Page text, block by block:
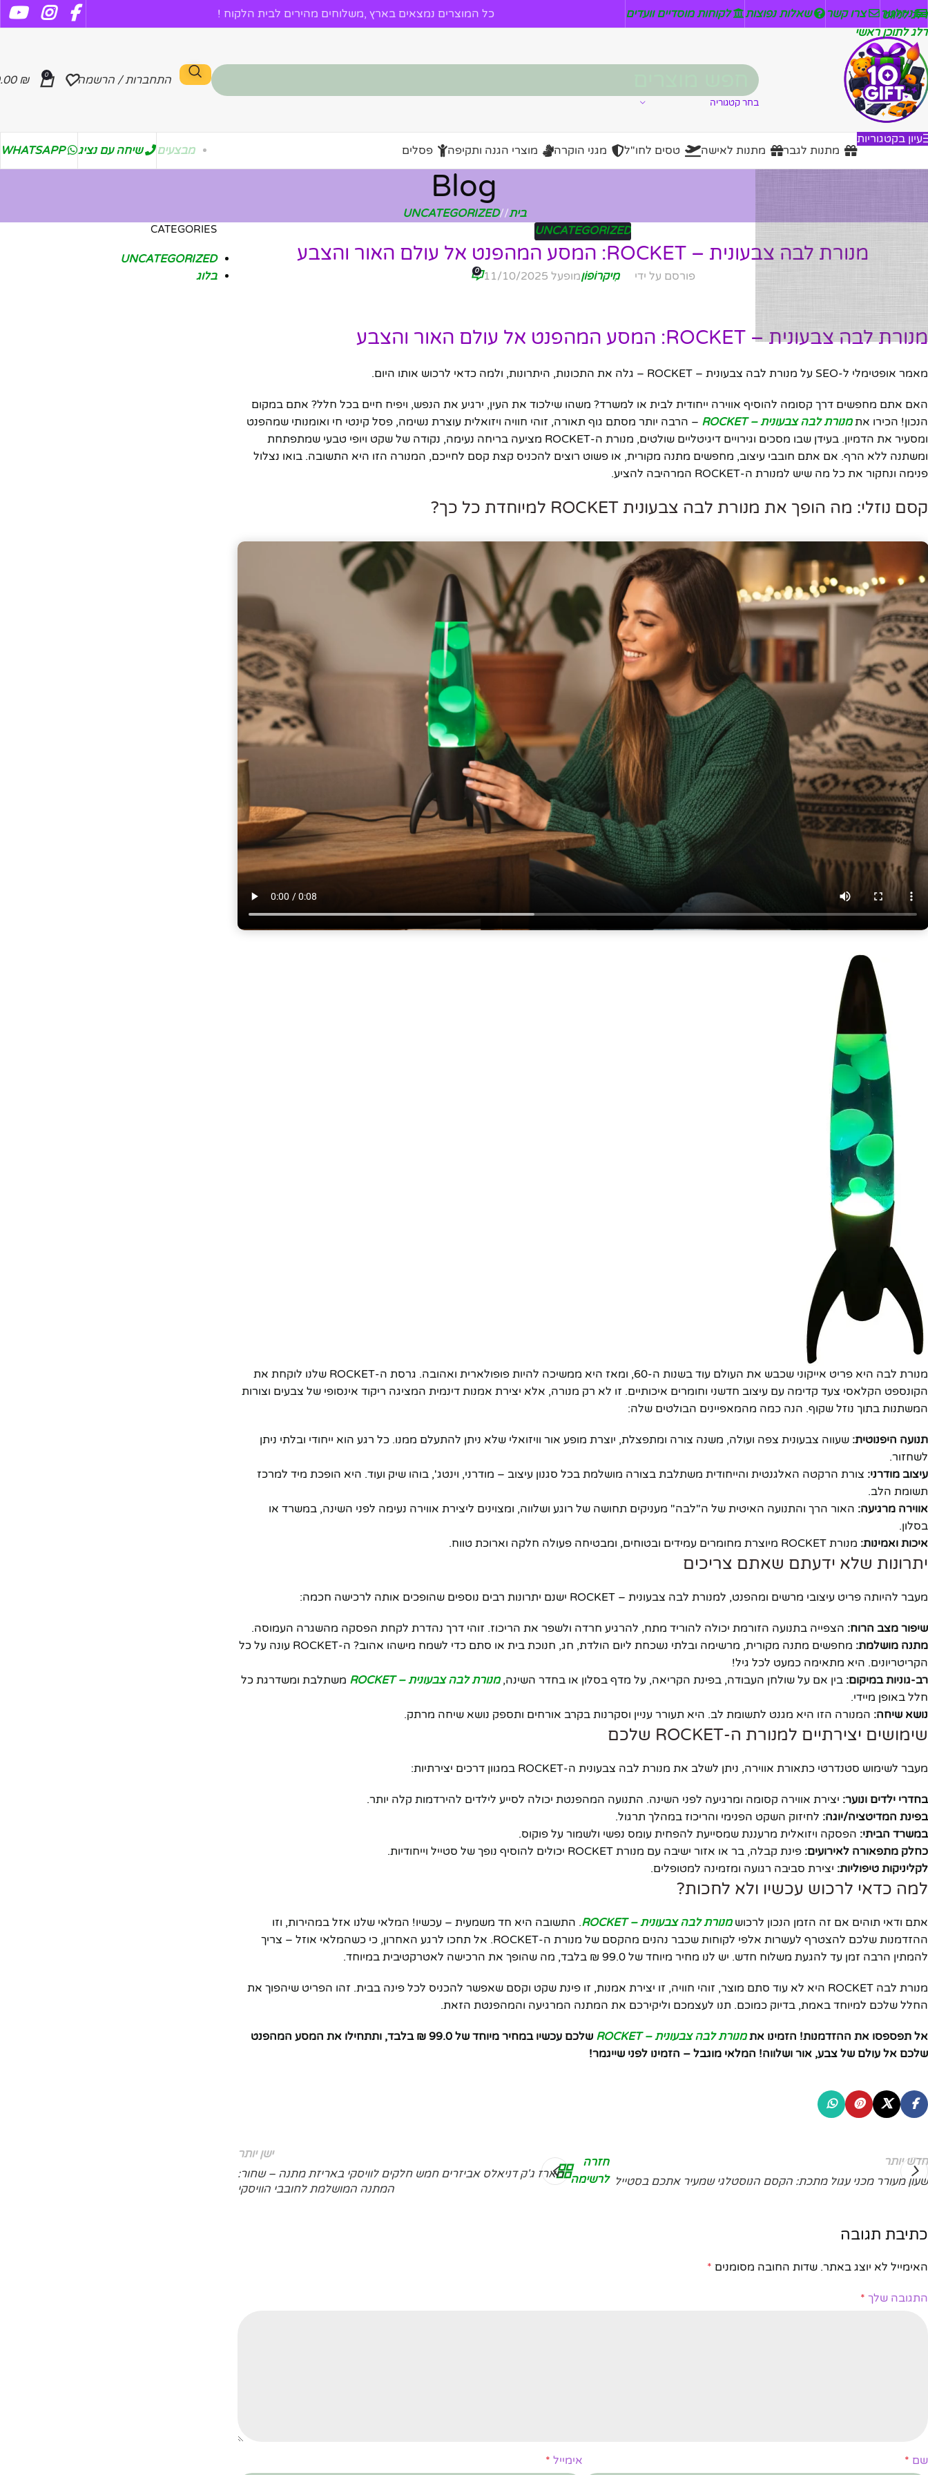
דלג לניווט
דלג לתוכן ראשי
ניזלטר צרו קשר שאלות נפוצות לקוחות מוסדיים וועדים כל המוצרים נמצאים בארץ ,משלוחים מהירים לבית הלקוח !
בחר קטגוריה
התחברות / הרשמה 0
₪
עיון בקטגוריות
מתנות לגבר
מתנות לאישה טסים לחו"ל מגני הוקרה מוצרי הגנה ותקיפה פסלים מבצעים שיחה עם נציג WHATSAPP
Blog
בית/
UNCATEGORIZED
UNCATEGORIZED
מנורת לבה צבעונית – ROCKET: המסע המהפנט אל עולם האור והצבע
פורסם על ידי מִיקרוֹפוֹןמופעל 11/10/2025 0
מנורת לבה צבעונית – ROCKET: המסע המהפנט אל עולם האור והצבע
מאמר אופטימלי ל-SEO על מנורת לבה צבעונית – ROCKET – גלה את התכונות, היתרונות, ולמה כדאי לרכוש אותו היום.
האם אתם מחפשים דרך קסומה להוסיף אווירה ייחודית לבית או למשרד? משהו שילכוד את העין, ירגיע את הנפש, ויפיח חיים בכל חלל? אתם במקום
הנכון! הכירו אתמנורת לבה צבעונית – ROCKET
– הרבה יותר מסתם גוף תאורה, זוהי חוויה ויזואלית עוצרת נשימה, פסל קינטי חי ואומנותי שמהפנט
ומסעיר את הדמיון. בעידן שבו מסכים וגירויים דיגיטליים שולטים, מנורת ה-ROCKET מציעה בריחה נעימה, נקודה של שקט ויופי טבעי שמתפתחת
ומשתנה ללא הרף. אם אתם חובבי עיצוב, מחפשים מתנה מקורית, או פשוט רוצים להכניס קצת קסם לחייכם, המנורה הזו היא התשובה. בואו נצלול
פנימה ונחקור את כל מה שיש למנורת ה-ROCKET המרהיבה להציע.
קסם נוזלי: מה הופך את מנורת לבה צבעונית ROCKET למיוחדת כל כך?
מנורת לבה היא פריט אייקוני שכבש את העולם עוד בשנות ה-60, ומאז היא ממשיכה להיות פופולארית ואהובה. גרסת ה-ROCKET שלנו לוקחת את
הקונספט הקלאסי צעד קדימה עם עיצוב חדשני וחומרים איכותיים. זו לא רק מנורה, אלא יצירת אמנות דינמית המציגה ריקוד אינסופי של צבעים וצורות
המשתנות בתוך נוזל שקוף. הנה כמה מהמאפיינים הבולטים שלה:
תנועה היפנוטית: שעווה צבעונית צפה ועולה, משנה צורה ומתפצלת, יוצרת מופע אור וויזואלי שלא ניתן להתעלם ממנו. כל רגע הוא ייחודי ובלתי ניתן
לשחזור.
עיצוב מודרני: צורת הרקטה האלגנטית והייחודית משתלבת בצורה מושלמת בכל סגנון עיצוב – מודרני, וינטג', בוהו שיק ועוד. היא הופכת מיד למרכז
תשומת הלב.
אווירה מרגיעה: האור הרך והתנועה האיטית של ה"לבה" מעניקים תחושה של רוגע ושלווה, ומצוינים ליצירת אווירה נעימה לפני השינה, במשרד או
בסלון.
איכות ואמינות: מנורת ROCKET מיוצרת מחומרים עמידים ובטוחים, ומבטיחה פעולה חלקה וארוכת טווח.
יתרונות שלא ידעתם שאתם צריכים
מעבר להיותה פריט עיצובי מרשים ומהפנט, למנורת לבה צבעונית – ROCKET ישנם יתרונות רבים נוספים שהופכים אותה לרכישה חכמה:
שיפור מצב הרוח: הצפייה בתנועה הזורמת יכולה להוריד מתח, להרגיע חרדה ולשפר את הריכוז. זוהי דרך נהדרת לקחת הפסקה מהשגרה העמוסה.
מתנה מושלמת:
מחפשים מתנה מקורית, מרשימה ובלתי נשכחת ליום הולדת, חג, חנוכת בית או סתם כדי לשמח מישהו אהוב? ה-ROCKET עונה על כל
הקריטריונים. היא מתאימה כמעט לכל גיל!
רב-גוניות במיקום: בין אם על שולחן העבודה, בפינת הקריאה, על מדף בסלון או בחדר השינה,מנורת לבה צבעונית – ROCKET
משתלבת ומשדרגת כל
חלל באופן מיידי.
נושא שיחה: המנורה הזו היא מגנט לתשומת לב. היא תעורר עניין וסקרנות בקרב אורחים ותספק נושא שיחה מרתק.
שימושים יצירתיים למנורת ה-ROCKET שלכם
מעבר לשימוש סטנדרטי כתאורת אווירה, ניתן לשלב את מנורת לבה צבעונית ה-ROCKET במגוון דרכים יצירתיות:
בחדרי ילדים ונוער: יצירת אווירה קסומה ומרגיעה לפני השינה. התנועה המהפנטת יכולה לסייע לילדים להירדמות קלה יותר.
בפינת המדיטציה/יוגה: לחיזוק השקט הפנימי והריכוז במהלך תרגול.
במשרד הביתי: הפסקה ויזואלית מרעננת שמסייעת להפחית עומס נפשי ולשמור על פוקוס.
כחלק מתפאורה לאירועים: פינת קבלה, בר או אזור ישיבה עם מנורת ROCKET יכולים להוסיף נופך של סטייל וייחודיות.
לקליניקות טיפוליות: יצירת סביבה רגועה ומזמינה למטופלים.
למה כדאי לרכוש עכשיו ולא לחכות?
אתם ודאי תוהים אם זה הזמן הנכון לרכושמנורת לבה צבעונית – ROCKET
. התשובה היא חד משמעית – עכשיו! המלאי שלנו אזל במהירות, וזו
ההזדמנות שלכם להצטרף לעשרות אלפי לקוחות שכבר נהנים מהקסם של מנורת ה-ROCKET. אל תחכו לרגע האחרון, כי כשהמלאי אוזל – צריך
להמתין הרבה זמן עד להגעת משלוח חדש. יש לנו מחיר מיוחד של 99.0 ₪ בלבד, מה שהופך את הרכישה לאטרקטיבית במיוחד.
מנורת לבה ROCKET היא לא עוד סתם מוצר, זוהי חוויה, זו יצירת אמנות, זו פינת שקט וקסם שאפשר להכניס לכל פינה בבית. זהו הפריט שיהפוך את
החלל שלכם למיוחד באמת, בדיוק כמוכם. תנו לעצמכם וליקירכם את המתנה המרגיעה והמהפנטת הזאת.
אל תפספסו את ההזדמנות! הזמינו אתמנורת לבה צבעונית – ROCKET
שלכם עכשיו במחיר מיוחד של 99.0 ₪ בלבד, ותתחילו את המסע המהפנט
שלכם אל עולם של צבע, אור ושלווה! המלאי מוגבל – הזמינו לפני שייגמר!
חדש יותר
שעון מעורר מכני עגול מתכת: הקסם הנוסטלגי שמעיר אתכם בסטייל
חזרה
לרשימה
ישן יותר
מארז ג'ק דניאלס אביזרים חמש חלקים לוויסקי באריזת מתנה – שחור:
המתנה המושלמת לחובבי הוויסקי
כתיבת תגובה
האימייל לא יוצג באתר. שדות החובה מסומנים *
התגובה שלך *
שם * אימייל *
CATEGORIES
UNCATEGORIZED
בלוג
פייסבוק
יוטיוב